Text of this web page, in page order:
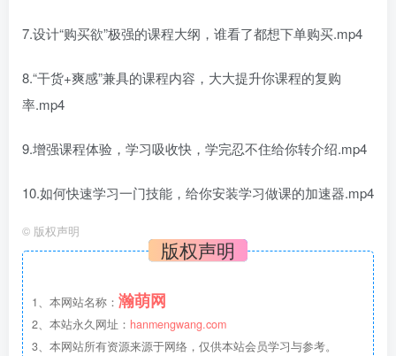
7.设计“购买欲”极强的课程大纲，谁看了都想下单购买.mp4
8.“干货+爽感”兼具的课程内容，大大提升你课程的复购
率.mp4
9.增强课程体验，学习吸收快，学完忍不住给你转介绍.mp4
10.如何快速学习一门技能，给你安装学习做课的加速器.mp4
© 版权声明
版权声明
1、本网站名称： 瀚萌网
2、本站永久网址： hanmengwang.com
3、本网站所有资源来源于网络，仅供本站会员学习与参考。